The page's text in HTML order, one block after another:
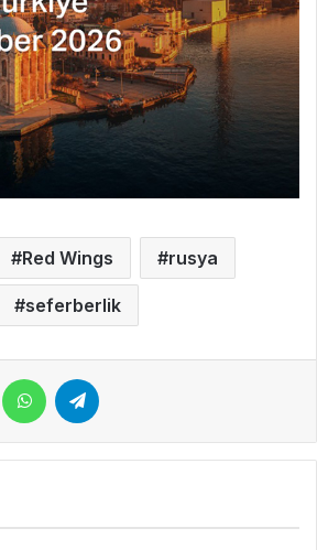
Red Wings rusya
seferberlik
LinkedIn WhatsApp